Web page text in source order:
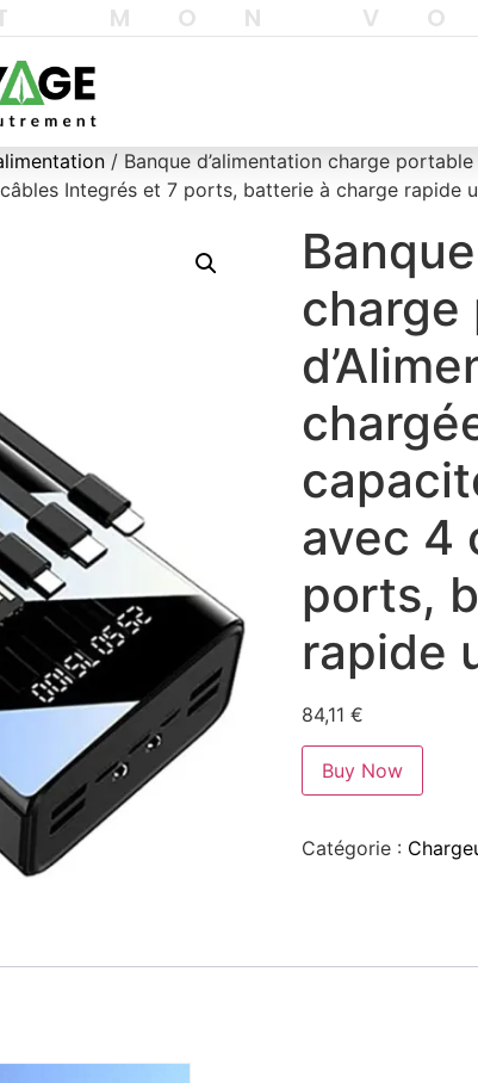
MON
/ Banque d’alimentation charge
Integrés et 7 ports, batterie à charge rapide
charge
avec 4
ports,
rapide
84,11 €
Buy Now
Catégorie :